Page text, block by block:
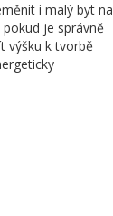
i malý byt na
je správně
výšku k tvorbě